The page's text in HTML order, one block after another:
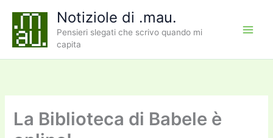
contenuto
Notiziole di .mau.
Pensieri slegati che scrivo quando mi
capita
La Biblioteca di Babele è